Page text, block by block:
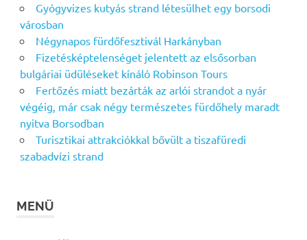
Gyógyvizes kutyás strand létesülhet egy borsodi
városban
Négynapos fürdőfesztivál Harkányban
Fizetésképtelenséget jelentett az elsősorban
bulgáriai üdüléseket kínáló Robinson Tours
Fertőzés miatt bezárták az arlói strandot a nyár
végéig, már csak négy természetes fürdőhely maradt
nyitva Borsodban
Turisztikai attrakciókkal bővült a tiszafüredi
szabadvízi strand
MENÜ